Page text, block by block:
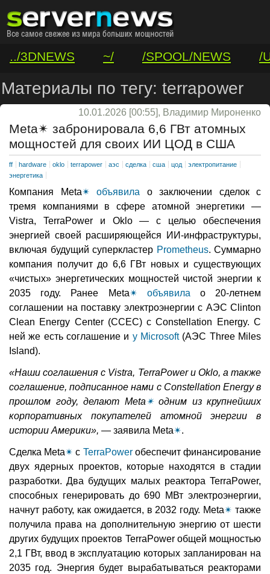
../3DNEWS ~/ /SPOOL/NEWS
/
/VAR/CONTACT
Материалы по тегу: terrapower
10.01.2026 [00:55], Владимир Мироненко
Meta✴ забронировала 6,6 ГВт атомных
мощностей для своих ИИ ЦОД в США
ff hardware oklo terrapower аэс сделка сша цод
электропитание
энергетика
Компания Meta✴ объявила о заключении сделок с
тремя компаниями в сфере атомной энергетики —
Vistra, TerraPower и Oklo — с целью обеспечения
энергией своей расширяющейся ИИ-инфраструктуры,
включая будущий суперкластер Prometheus. Суммарно
компания получит до 6,6 ГВт новых и существующих
«чистых» энергетических мощностей чистой энергии к
2035 году. Ранее Meta✴ объявила о 20-летнем
соглашении на поставку электроэнергии с АЭС Clinton
Clean Energy Center (CCEC) с Constellation Energy. С
ней же есть соглашение и у Microsoft(АЭС Three Miles
Island).
«Наши соглашения с Vistra, TerraPower и Oklo, а также
соглашение, подписанное нами с Constellation Energy в
прошлом году, делают Meta✴одним из крупнейших
корпоративных покупателей атомной энергии в
истории Америки», — заявила Meta✴.
Сделка Meta✴ с TerraPowerобеспечит финансирование
двух ядерных проектов, которые находятся в стадии
разработки. Два будущих малых реактора TerraPower,
способных генерировать до 690 МВт электроэнергии,
начнут работу, как ожидается, в 2032 году. Meta✴ также
получила права на дополнительную энергию от шести
других будущих проектов TerraPower общей мощностью
2,1 ГВт, ввод в эксплуатацию которых запланирован на
2035 год. Энергия будет вырабатываться реакторами